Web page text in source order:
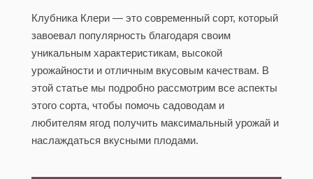
Клубника Клери — это современный сорт, который
завоевал популярность благодаря своим
уникальным характеристикам, высокой
урожайности и отличным вкусовым качествам. В
этой статье мы подробно рассмотрим все аспекты
этого сорта, чтобы помочь садоводам и
любителям ягод получить максимальный урожай и
наслаждаться вкусными плодами.